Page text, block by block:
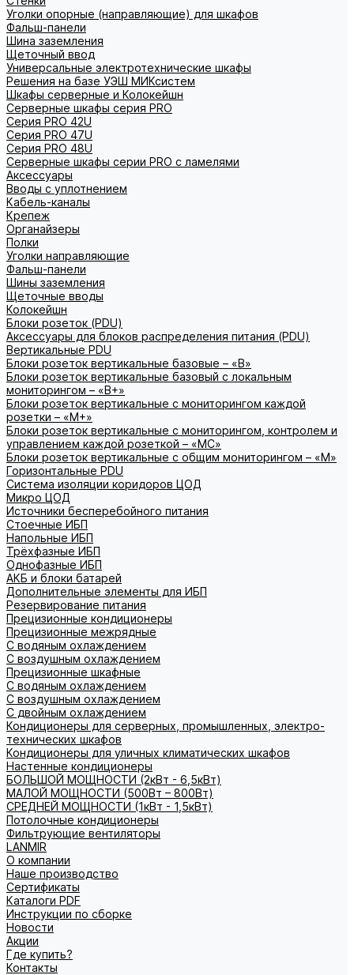
Уголки опорные (направляющие) для шкафов
Фальш-панели
Шина заземления
Щеточный ввод
Универсальные электротехнические шкафы
Решения на базе УЭШ МИКсистем
Шкафы серверные и Колокейшн
Серверные шкафы серия PRO
Серия PRO 42U
Серия PRO 47U
Серия PRO 48U
Серверные шкафы серии PRO с ламелями
Аксессуары
Вводы с уплотнением
Кабель-каналы
Крепеж
Органайзеры
Полки
Уголки направляющие
Фальш-панели
Шины заземления
Щеточные вводы
Колокейшн
Блоки розеток (PDU)
Аксессуары для блоков распределения питания (PDU)
Вертикальные PDU
Блоки розеток вертикальные базовые – «В»
Блоки розеток вертикальные базовый с локальным
мониторингом – «В+»
Блоки розеток вертикальные с мониторингом каждой
розетки – «М+»
Блоки розеток вертикальные с мониторингом, контролем и
управлением каждой розеткой – «МС»
Блоки розеток вертикальные с общим мониторингом – «М»
Горизонтальные PDU
Система изоляции коридоров ЦОД
Микро ЦОД
Источники бесперебойного питания
Стоечные ИБП
Напольные ИБП
Трёхфазные ИБП
Однофазные ИБП
АКБ и блоки батарей
Дополнительные элементы для ИБП
Резервирование питания
Прецизионные кондиционеры
Прецизионные межрядные
С водяным охлаждением
С воздушным охлаждением
Прецизионные шкафные
С водяным охлаждением
С воздушным охлаждением
С двойным охлаждением
Кондиционеры для серверных, промышленных, электро-
технических шкафов
Кондиционеры для уличных климатических шкафов
Настенные кондиционеры
БОЛЬШОЙ МОЩНОСТИ (2кВт - 6,5кВт)
МАЛОЙ МОЩНОСТИ (500Вт – 800Вт)
СРЕДНЕЙ МОЩНОСТИ (1кВт - 1,5кВт)
Потолочные кондиционеры
Фильтрующие вентиляторы
LANMIR
О компании
Наше производство
Сертификаты
Каталоги PDF
Инструкции по сборке
Новости
Акции
Где купить?
Контакты